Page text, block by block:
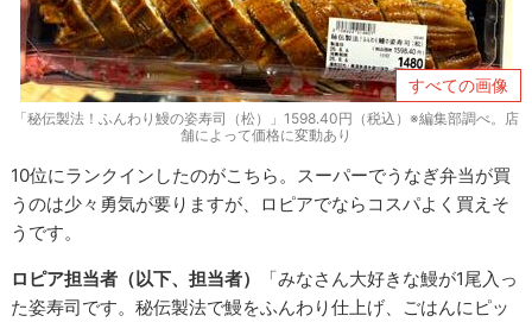
すべての画像
「秘伝製法！ふんわり鰻の姿寿司（松）」1598.40円（税込）※編集部調べ。店
舗によって価格に変動あり
10位にランクインしたのがこちら。スーパーでうなぎ弁当が買
うのは少々勇気が要りますが、ロピアでならコスパよく買えそ
うです。
ロピア担当者（以下、担当者）
「みなさん大好きな鰻が1尾入っ
た姿寿司です。秘伝製法で鰻をふんわり仕上げ、ごはんにピッ